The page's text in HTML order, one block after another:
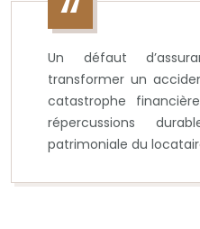
Un défaut
transformer un
catastrophe
répercussions
patrimoniale du